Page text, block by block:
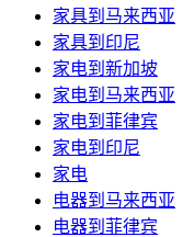
家具到马来西亚
家具到印尼
家电到新加坡
家电到马来西亚
家电到菲律宾
家电到印尼
家电
电器到马来西亚
电器到菲律宾